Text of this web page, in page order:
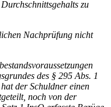
zu
Nachprüfung nicht
des § 295 Abs. 1
der Schuldner einen
noch von der